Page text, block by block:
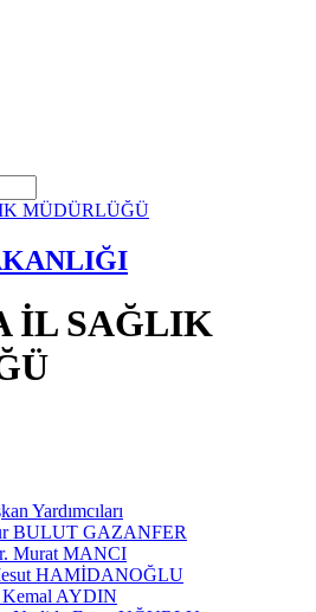
İL SAĞLIK
Yardımcıları
BULUT GAZANFER
Murat MANCI
HAMİDANOĞLU
Kemal AYDIN